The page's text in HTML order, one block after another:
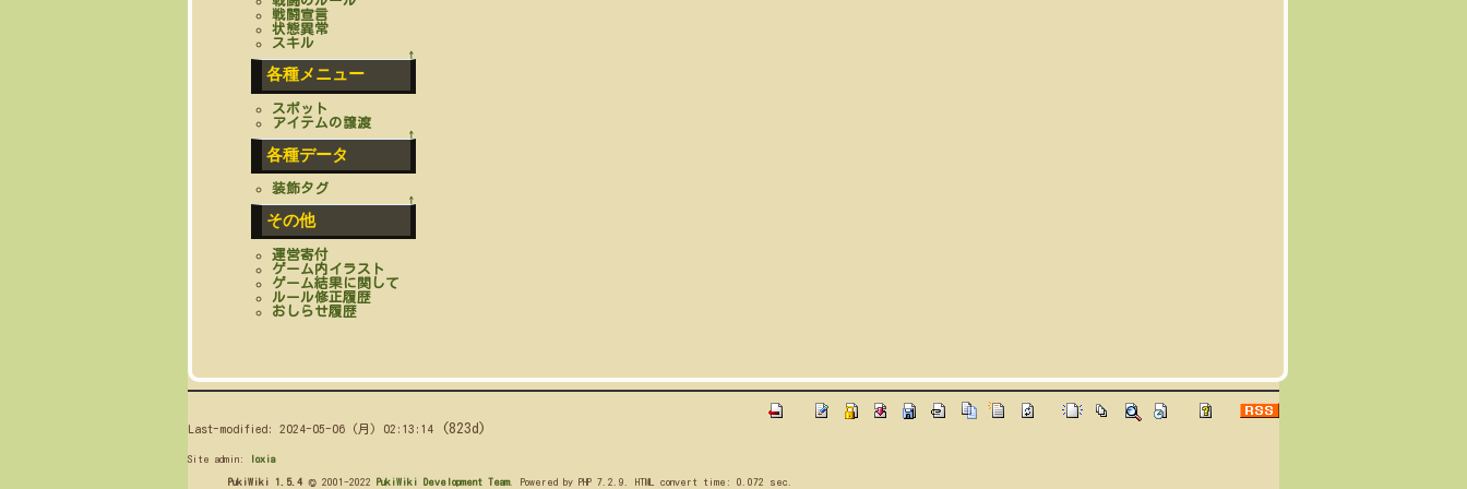
戦闘宣言
状態異常
スキル
↑
各種メニュー
スポット
アイテムの譲渡
↑
各種データ
装飾タグ
↑
その他
運営寄付
ゲーム内イラスト
ゲーム結果に関して
ルール修正履歴
おしらせ履歴
Last-modified: 2024-05-06 (月) 02:13:14 (823d)
Site admin: loxia
PukiWiki 1.5.4 © 2001-2022 PukiWiki Development Team. Powered by PHP 7.2.9. HTML convert time: 0.072 sec.